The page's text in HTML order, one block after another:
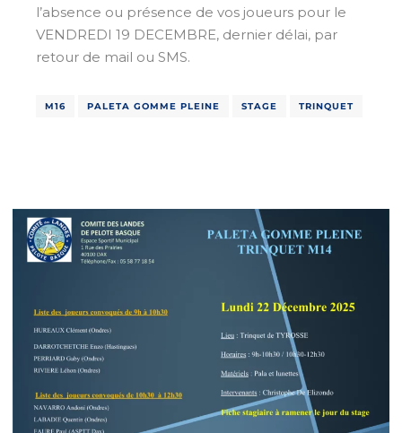
l’absence ou présence de vos joueurs pour le
VENDREDI 19 DECEMBRE, dernier délai, par
retour de mail ou SMS.
M16 PALETA GOMME PLEINE STAGE TRINQUET